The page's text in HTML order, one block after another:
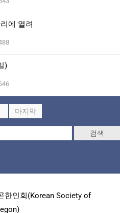
에 열려
)
마지막
검색
한인회(Korean Society of